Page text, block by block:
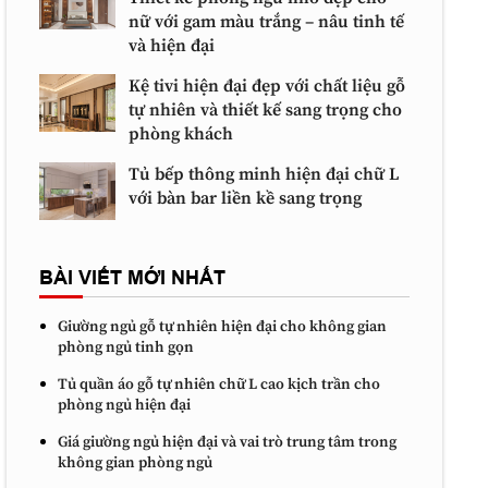
nữ với gam màu trắng – nâu tinh tế
và hiện đại
Kệ tivi hiện đại đẹp với chất liệu gỗ
tự nhiên và thiết kế sang trọng cho
phòng khách
Tủ bếp thông minh hiện đại chữ L
với bàn bar liền kề sang trọng
BÀI VIẾT MỚI NHẤT
Giường ngủ gỗ tự nhiên hiện đại cho không gian
phòng ngủ tinh gọn
Tủ quần áo gỗ tự nhiên chữ L cao kịch trần cho
phòng ngủ hiện đại
Giá giường ngủ hiện đại và vai trò trung tâm trong
không gian phòng ngủ